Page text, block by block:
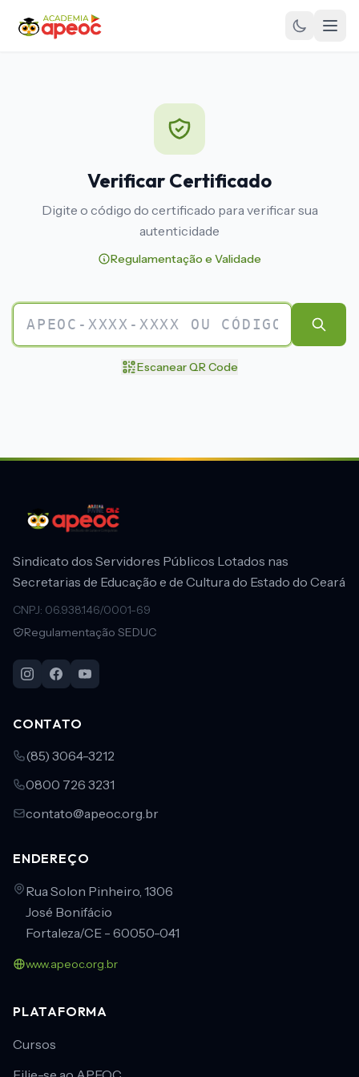
Verificar Certificado
Digite o código do certificado para verificar sua
autenticidade
Regulamentação e Validade
Escanear QR Code
Sindicato dos Servidores Públicos Lotados nas
Secretarias de Educação e de Cultura do Estado do Ceará
CNPJ: 06.938.146/0001-69
Regulamentação SEDUC
CONTATO
(85) 3064-3212
0800 726 3231
contato@apeoc.org.br
ENDEREÇO
Rua Solon Pinheiro, 1306
José Bonifácio
Fortaleza/CE - 60050-041
www.apeoc.org.br
PLATAFORMA
Cursos